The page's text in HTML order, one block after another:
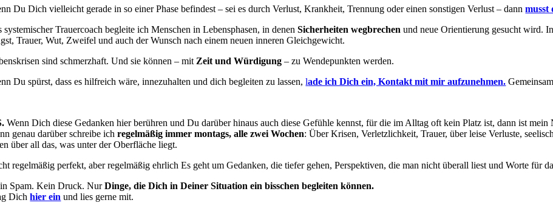
Du Dich vielleicht gerade in so einer Phase befindest – sei es durch Verlust, Krankheit, Trennung oder einen sonstigen Verlust – dannmusst
systemischer Trauercoach begleite ich Menschen in Lebensphasen, in denenSicherheiten wegbrechen und neue Orientierung gesucht wird.
Trauer, Wut, Zweifel und auch der Wunsch nach einem neuen inneren Gleichgewicht.
sind schmerzhaft. Und sie können – mit Zeit und Würdigung – zu Wendepunkten werden.
Du spürst, dass es hilfreich wäre, innezuhalten und dich begleiten zu lassen,lade ich Dich ein, Kontakt mit mir aufzunehmen.
Wenn Dich diese Gedanken hier berühren und Du darüber hinaus auch diese Gefühle kennst, für die im Alltag oft kein Platz ist, dann ist mein
genau darüber schreibe ichregelmäßig immer montags, alle zwei Wochen: Über Krisen, Verletzlichkeit, Trauer, über leise Verluste,
über all das, was unter der Oberfläche liegt.
regelmäßig perfekt, aber regelmäßig ehrlich Es geht um Gedanken, die tiefer gehen, Perspektiven, die man nicht überall liest und Worte für
Spam. Kein Druck. NurDinge, die Dich in Deiner Situation ein bisschen begleiten können.
Dichhier ein und lies gerne mit.